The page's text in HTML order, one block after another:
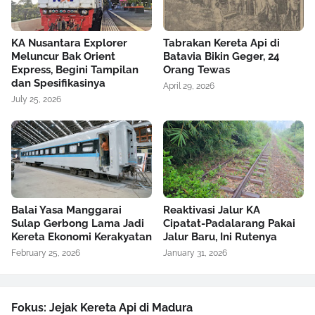
KA Nusantara Explorer
Meluncur Bak Orient
Express, Begini Tampilan
dan Spesifikasinya
July 25, 2026
Tabrakan Kereta Api di
Batavia Bikin Geger, 24
Orang Tewas
April 29, 2026
Balai Yasa Manggarai
Sulap Gerbong Lama Jadi
Kereta Ekonomi Kerakyatan
February 25, 2026
Reaktivasi Jalur KA
Cipatat-Padalarang Pakai
Jalur Baru, Ini Rutenya
January 31, 2026
Fokus: Jejak Kereta Api di Madura